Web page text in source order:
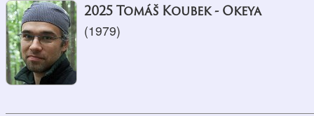
2025 Tomáš Koubek - Okeya
(1979)